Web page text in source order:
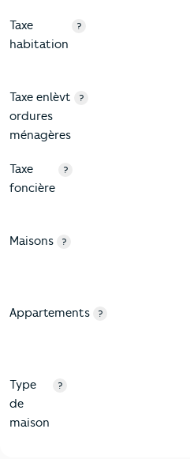
Taxe
habitation
?
Taxe enlèvt
ordures
ménagères
?
Taxe
foncière
?
Maisons ?
Appartements ?
Type
de
maison
?